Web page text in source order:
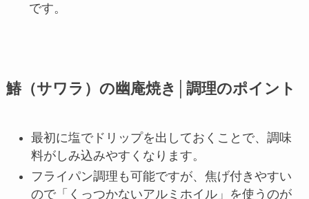
です。
鰆（サワラ）の幽庵焼き│調理のポイント
最初に塩でドリップを出しておくことで、調味
料がしみ込みやすくなります。
フライパン調理も可能ですが、焦げ付きやすい
ので「くっつかないアルミホイル」を使うのが